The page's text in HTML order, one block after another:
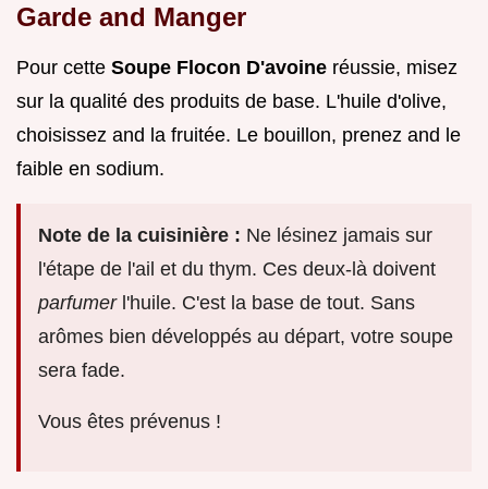
Garde and Manger
Pour cette Soupe Flocon D'avoine réussie, misez
sur la qualité des produits de base. L'huile d'olive,
choisissez and la fruitée. Le bouillon, prenez and le
faible en sodium.
Note de la cuisinière : Ne lésinez jamais sur
l'étape de l'ail et du thym. Ces deux-là doivent
parfumer l'huile. C'est la base de tout. Sans
arômes bien développés au départ, votre soupe
sera fade.
Vous êtes prévenus !